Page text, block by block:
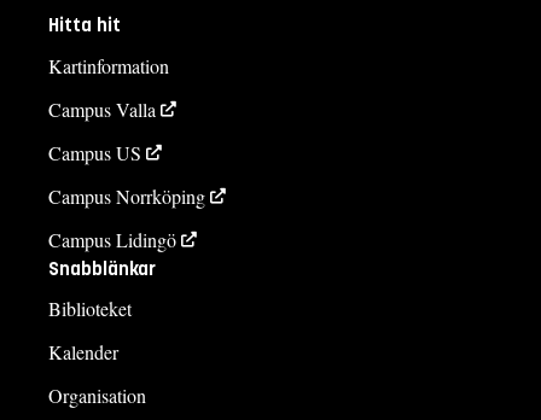
Hitta hit
Kartinformation
Campus Valla
Campus US
Campus Norrköping
Campus Lidingö
Snabblänkar
Biblioteket
Kalender
Organisation